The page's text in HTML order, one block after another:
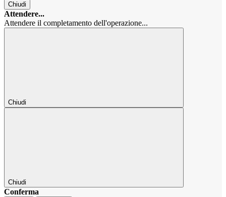
Chiudi
Attendere...
Attendere il completamento dell'operazione...
Chiudi
Chiudi
Conferma